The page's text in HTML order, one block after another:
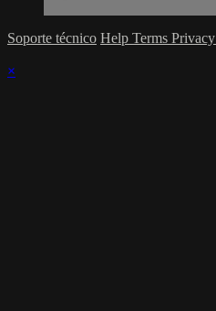
Soporte técnico Help Terms Privacy
×